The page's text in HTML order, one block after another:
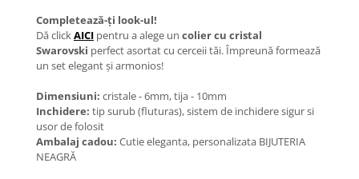
Coliere cu Stea
Coliere cu Soare
Coliere cu Semilună
Coliere cu Zodii
Coliere cu Flori
Coliere cu Animale
Coliere cu Molecule
Coliere Diverse
Completează-ți look-ul!
Dă clickAICI pentru a alege un colier cu cristal
Swarovski perfect asortat cu cerceii tăi. Împreună formează
un set elegant și armonios!
Dimensiuni: cristale - 6mm, tija - 10mm
Inchidere: tip surub (fluturas), sistem de inchidere sigur si
usor de folosit
Ambalaj cadou: Cutie eleganta, personalizata BIJUTERIA
NEAGRĂ